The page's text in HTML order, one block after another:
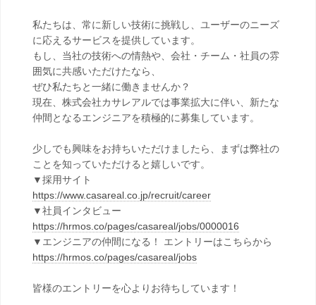
私たちは、常に新しい技術に挑戦し、ユーザーのニーズ
に応えるサービスを提供しています。
もし、当社の技術への情熱や、会社・チーム・社員の雰
囲気に共感いただけたなら、
ぜひ私たちと一緒に働きませんか？
現在、株式会社カサレアルでは事業拡大に伴い、新たな
仲間となるエンジニアを積極的に募集しています。
少しでも興味をお持ちいただけましたら、まずは弊社の
ことを知っていただけると嬉しいです。
▼採用サイト
https://www.casareal.co.jp/recruit/career
▼社員インタビュー
https://hrmos.co/pages/casareal/jobs/0000016
▼エンジニアの仲間になる！ エントリーはこちらから
https://hrmos.co/pages/casareal/jobs
皆様のエントリーを心よりお待ちしています！